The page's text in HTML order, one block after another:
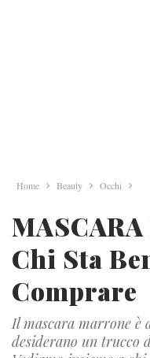
Home Beauty Occhi
Chi Sta
Comprare
Il mascara marrone è
desiderano un trucco